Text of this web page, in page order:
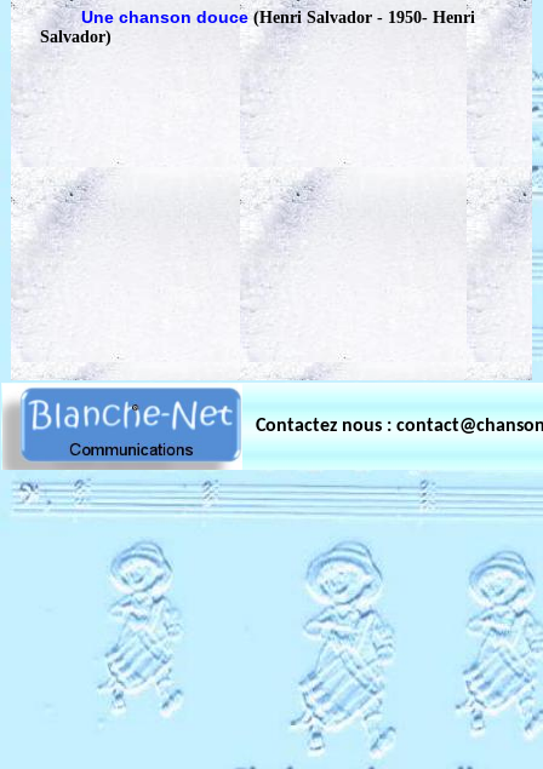
Une chanson douce (Henri Salvador - 1950-Henri
Salvador)
Contactez nous :